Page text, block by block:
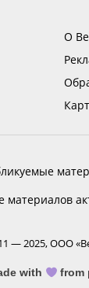
О
— 2025, ООО
with from